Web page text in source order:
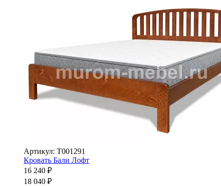
Артикул: Т001291
Кровать Бали Лофт
16 240 ₽
18 040 ₽